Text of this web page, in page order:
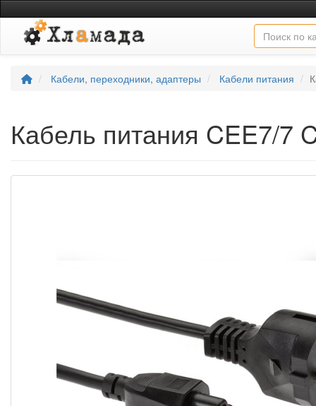
Кабели, переходники, адаптеры Кабели питания
Кабель питания CEE7/7